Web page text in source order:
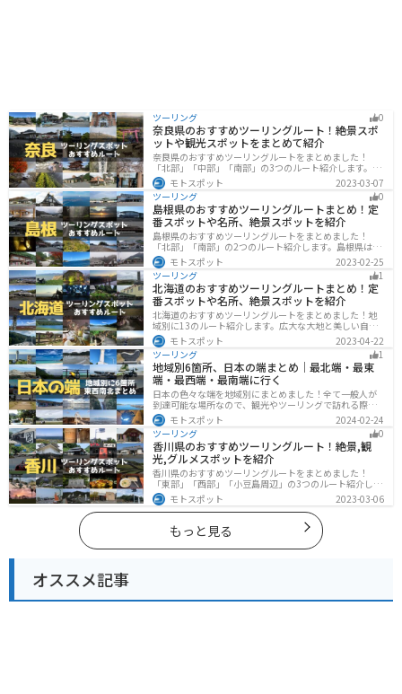
ツーリング 0
奈良県のおすすめツーリングルート！絶景スポ
ットや観光スポットをまとめて紹介
奈良県のおすすめツーリングルートをまとめました！
「北部」「中部」「南部」の3つのルート紹介します。歴
史のある神社寺院が多数あり、自然豊かや山々、グルメ
を満喫するツーリングができます。バイクで奈良県にツ
ーリングに行く際は参考にしてください。
モトスポット
2023-03-07
ツーリング
0
島根県のおすすめツーリングルートまとめ！定
番スポットや名所、絶景スポットを紹介
島根県のおすすめツーリングルートをまとめました！
「北部」「南部」の2つのルート紹介します。島根県は、
海と山が近く、1日で全然違う景色を堪能することができ
ます。バイクで島根県にツーリングに行く際は参考にし
てください。
モトスポット
2023-02-25
ツーリング
1
北海道のおすすめツーリングルートまとめ！定
番スポットや名所、絶景スポットを紹介
北海道のおすすめツーリングルートをまとめました！地
域別に13のルート紹介します。広大な大地と美しい自然
が広がり、四季折々の魅力を楽しめる観光スポットが数
多くあります。バイクで北海道にツーリングに行く際は
参考にしてください。
モトスポット
2023-04-22
ツーリング
1
地域別6箇所、日本の端まとめ｜最北端・最東
端・最西端・最南端に行く
日本の色々な端を地域別にまとめました！全て一般人が
到達可能な場所なので、観光やツーリングで訪れる際の
参考にしてください。
モトスポット
2024-02-24
ツーリング
0
香川県のおすすめツーリングルート！絶景,観
光,グルメスポットを紹介
香川県のおすすめツーリングルートをまとめました！
「東部」「西部」「小豆島周辺」の3つのルート紹介しま
す。自然豊かな山から海、絶品グルメを満喫するツーリ
ングができます。バイクで香川県にツーリングに行く際
は参考にしてください。
モトスポット 2023-03-06
もっと見る
オススメ記事